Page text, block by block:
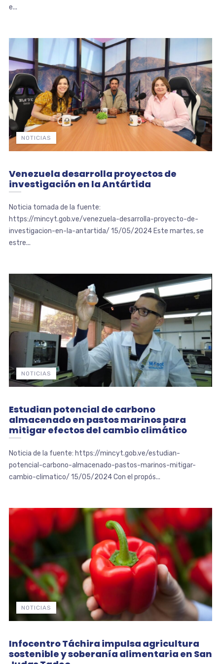
e...
NOTICIAS
Venezuela desarrolla proyectos de
investigación en la Antártida
Noticia tomada de la fuente:
https://mincyt.gob.ve/venezuela-desarrolla-proyecto-de-
investigacion-en-la-antartida/ 15/05/2024 Este martes, se
estre...
NOTICIAS
Estudian potencial de carbono
almacenado en pastos marinos para
mitigar efectos del cambio climático
Noticia de la fuente: https://mincyt.gob.ve/estudian-
potencial-carbono-almacenado-pastos-marinos-mitigar-
cambio-climatico/ 15/05/2024 Con el propós...
NOTICIAS
Infocentro Táchira impulsa agricultura
sostenible y soberanía alimentaria en San